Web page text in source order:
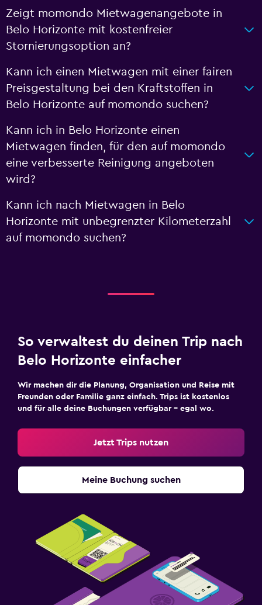
Zeigt momondo Mietwagenangebote in
Belo Horizonte mit kostenfreier
Stornierungsoption an?
Kann ich einen Mietwagen mit einer fairen
Preisgestaltung bei den Kraftstoffen in
Belo Horizonte auf momondo suchen?
Kann ich in Belo Horizonte einen
Mietwagen finden, für den auf momondo
eine verbesserte Reinigung angeboten
wird?
Kann ich nach Mietwagen in Belo
Horizonte mit unbegrenzter Kilometerzahl
auf momondo suchen?
So verwaltest du deinen Trip nach
Belo Horizonte einfacher
Wir machen dir die Planung, Organisation und Reise mit
Freunden oder Familie ganz einfach. Trips ist kostenlos
und für alle deine Buchungen verfügbar – egal wo.
Jetzt Trips nutzen
Meine Buchung suchen